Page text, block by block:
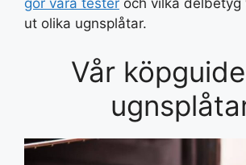
gör våra tester och vilka delbetyg
ut olika ugnsplåtar.
Vår